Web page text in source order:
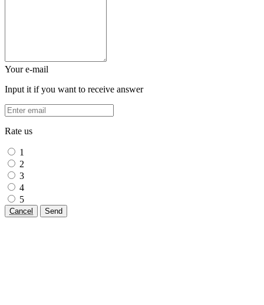
Your e-mail
Input it if you want to receive answer
Rate us
1
2
3
4
5
Cancel Send